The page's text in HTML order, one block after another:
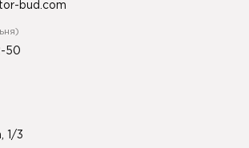
bud.com
50
1/3